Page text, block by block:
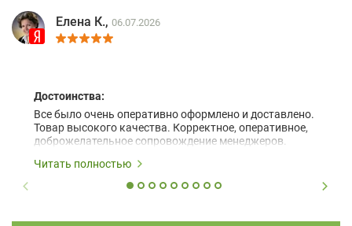
Елена К., 06.07.2026
Достоинства:
Все было очень оперативно оформлено и доставлено.
Товар высокого качества. Корректное, оперативное,
доброжелательное сопровождение менеджеров.
Читать полностью